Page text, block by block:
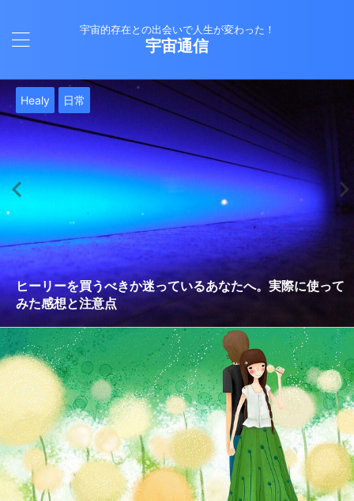
宇宙的存在との出会いで人生が変わった！
宇宙通信
日常 津留晃一
雨の日の恵み：心に降る静かな癒し
バシャール 津留晃一
就職は人生の終着駅じゃない！自分らしい道を見つける方
法
Healy 日常
ヒーリーを買うべきか迷っているあなたへ。実際に使って
みた感想と注意点
バシャール
エネルギーの法則 〜最近どハマりしていました〜
日常
現実を変える
日常
今、ここにいること
Healy 日常 津留晃一
もしかしてだけどHealy（量子波動調整器）のせいなの？
日常
iPad 第10世代買いました
Healy 日常
久し振りにHealy（ヒーリー）量子波動調整器について
日常
大谷さんの通訳、水原さんの解雇に思う